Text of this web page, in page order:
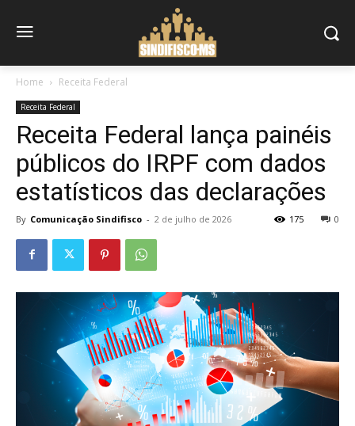
Home Receita Federal
Receita Federal
Receita Federal lança painéis
públicos do IRPF com dados
estatísticos das declarações
By Comunicação Sindifisco - 2 de julho de 2026 0
175